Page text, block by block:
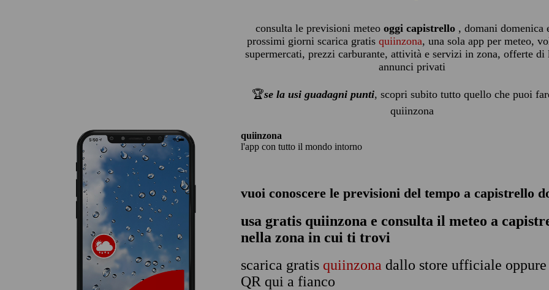
consulta le previsioni meteo oggi capistrello , domani domenica
prossimi giorni scarica gratis quiinzona, una sola app per meteo,
supermercati, prezzi carburante, attività e servizi in zona, offerte di
annunci privati
🏆se la usi guadagni punti, scopri subito tutto quello che puoi
quiinzona
quiinzona
l'app con tutto il mondo intorno
vuoi conoscere le previsioni del tempo a capistrello
usa gratis quiinzona e consulta il meteo a
nella zona in cui ti trovi
scarica gratis quiinzona dallo store ufficiale
QR qui a fianco